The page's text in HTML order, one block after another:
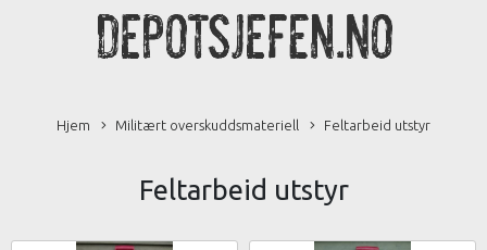
Hjem Militært overskuddsmateriell Feltarbeid utstyr
Feltarbeid utstyr